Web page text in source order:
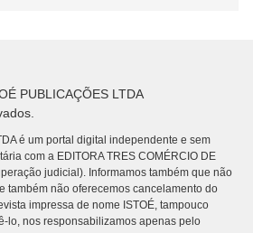
PUBLICAÇÕES LTDA
é um portal digital independente e sem
com a EDITORA TRES COMÉRCIO DE
judicial). Informamos também que não
também não oferecemos cancelamento do
impressa de nome ISTOÉ, tampouco
lo, nos responsabilizamos apenas pelo